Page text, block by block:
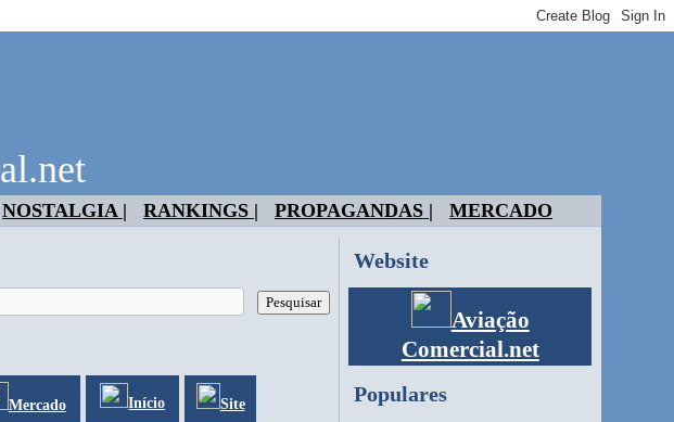
NOSTALGIA | RANKINGS | PROPAGANDAS | MERCADO
Mercado Início Site
Website
Aviação
Comercial.net
Populares